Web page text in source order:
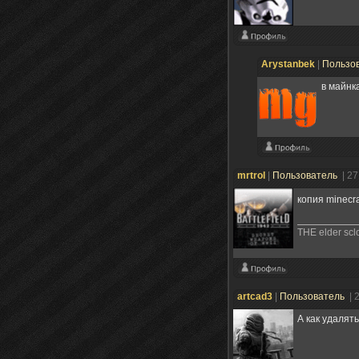
Arystanbek
в
mrtrol Пользователь |
копия
THE elder
artcad3 Пользователь
|
А как